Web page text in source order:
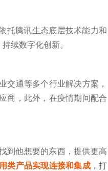
托腾讯生态底层技术能力和
续数字化创新。
交通等多个行业解决方案，
商，此外，在疫情期间配合
到他想要的东西，提供更高
类产品实现连接和集成，打